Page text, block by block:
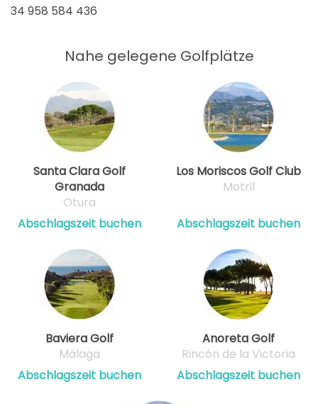
34 958 584 436
Nahe gelegene Golfplätze
Santa Clara Golf
Granada
Otura
Abschlagszeit buchen
Los Moriscos Golf Club
Motril
Abschlagszeit buchen
Baviera Golf
Málaga
Abschlagszeit buchen
Anoreta Golf
Rincón de la Victoria
Abschlagszeit buchen